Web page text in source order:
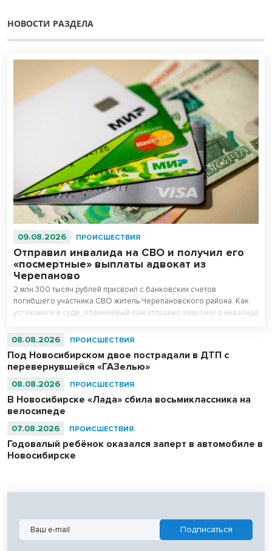
НОВОСТИ РАЗДЕЛА
09.08.2026 ПРОИСШЕСТВИЯ
Отправил инвалида на СВО и получил его
«посмертные» выплаты адвокат из
Черепаново
2 млн 300 тысяч рублей присвоил с банковских счетов
погибшего участника СВО житель Черепановского района. Как
установили в суде, обвиняемый сам отправил знакомого инвалида
08.08.2026 ПРОИСШЕСТВИЯ
Под Новосибирском двое пострадали в ДТП с
перевернувшейся «ГАЗелью»
08.08.2026 ПРОИСШЕСТВИЯ
В Новосибирске «Лада» сбила восьмиклассника на
велосипеде
07.08.2026 ПРОИСШЕСТВИЯ
Годовалый ребёнок оказался заперт в автомобиле в
Новосибирске